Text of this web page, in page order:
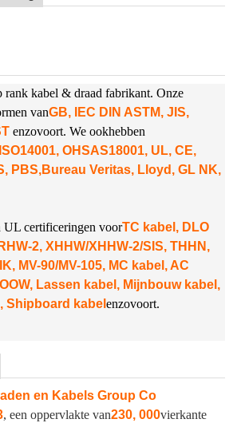
rank kabel & draad fabrikant. Onze
vanGB, IEC DIN ASTM, JIS,
enzovoort. We ookhebben
OHSAS18001, UL, CE,
PBS,Bureau Veritas, Lloyd, GL NK,
UL certificeringen voorTC kabel, DLO
2, XHHW/XHHW-2/SIS, THHN,
MV-90/MV-105, MC kabel, AC
Lassen kabel, Mijnbouw kabel,
Shipboard kabel enzovoort.
en Kabels Group Co
, een oppervlakte van230, 000vierkante